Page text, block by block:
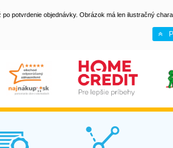
potvrdenie objednávky. Obrázok má len ilustračný